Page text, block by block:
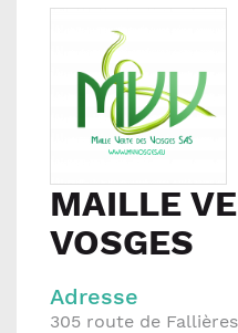
MAILLE
VOSGES
Adresse
305 route de Fallières